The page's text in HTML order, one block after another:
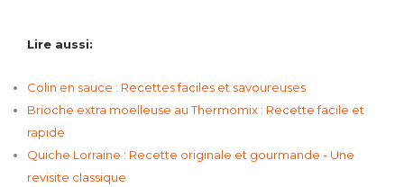
Lire aussi:
Colin en sauce : Recettes faciles et savoureuses
Brioche extra moelleuse au Thermomix : Recette facile et
rapide
Quiche Lorraine : Recette originale et gourmande - Une
revisite classique